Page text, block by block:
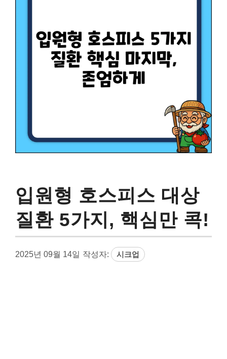
입원형 호스피스 대상
질환 5가지, 핵심만 콕!
2025년 09월 14일 작성자: 시크업